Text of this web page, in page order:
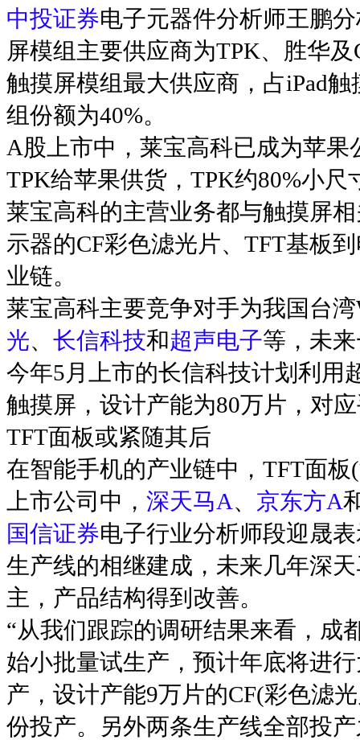
中投证券电子元器件分析师王鹏
屏模组主要供应商为TPK、胜华
触摸屏模组最大供应商，占iPad
组份额为40%。
A股上市中，莱宝高科已成为苹
TPK给苹果供货，TPK约80%小
莱宝高科的主营业务都与触摸屏
示器的CF彩色滤光片、TFT基板
业链。
莱宝高科主要竞争对手为我国台
光、 长信科技和超声电子等，未
今年5月上市的长信科技计划利用
触摸屏，设计产能为80万片，对
TFT面板或紧随其后
在智能手机的产业链中，TFT面
上市公司中， 深天马A、 京东方A
国信证券电子行业分析师段迎晟
生产线的相继建成，未来几年深
主，产品结构得到改善。
“从我们跟踪的调研结果来看，成
始小批量试生产，预计年底将进
产，设计产能9万片的CF(彩色滤
份投产。另外两条生产线全部投